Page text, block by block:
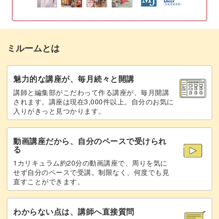
ベースカラーを変えたり描くデザインを変えたり、オリジ
さまざまなボヘミアンタトゥーを楽しんでみてください♪
完成♪
ミルームとは
魅力的な講座が、毎月続々と開講
講師と編集部がこだわって作る講座が、毎月開講
されます。講座は現在3,000件以上。自分のお気に
入りがきっと見つかります。
動画講座だから、自分のペースで受けられ
る
1カリキュラム約20分の動画講座で、周りを気に
せず自分のペースで受講。制限なく、何度でも見
直すことができます。
わからない点は、講師へ直接質問